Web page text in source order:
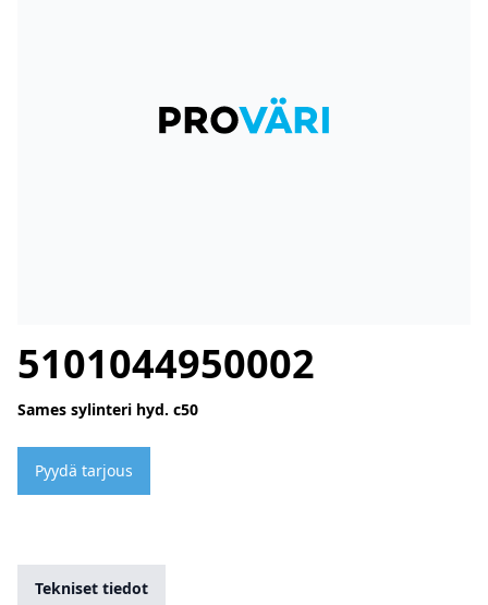
5101044950002
Sames sylinteri hyd. c50
Pyydä tarjous
Tekniset tiedot